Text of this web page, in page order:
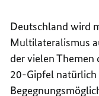
Deutschland wird
Multilateralismus
der vielen Themen
20-Gipfel